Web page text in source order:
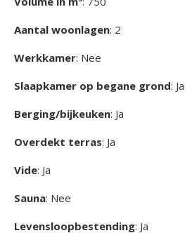
Aantal woonlagen: 2
Werkkamer: Nee
Slaapkamer op begane grond: Ja
Berging/bijkeuken: Ja
Overdekt terras: Ja
Vide: Ja
Sauna: Nee
Levensloopbestending: Ja